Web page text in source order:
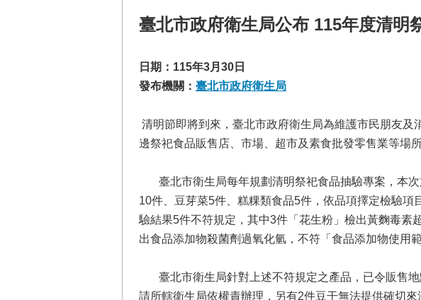
臺北市政府衛生局公布 115年度清明
日期：115年3月30日
發布機關： 臺北市政府衛生局
清明節即將到來，臺北市政府衛生局為維護市民朋友
邊祭祀食品販售店、市場、超市及素食批發零售業等場
臺北市衛生局每年規劃清明祭祀食品抽驗專案，本次
10件、豆芽菜5件、糕粿類食品5件，依品項擇定檢驗
驗結果5件不符規定，其中3件「花生粉」檢出黃麴毒素
出食品添加物殺菌劑過氧化氫，不符「食品添加物使用
臺北市衛生局針對上述不符規定之產品，已令販售地
請所轄衛生局依權責辦理，另有2件豆干無法提供確切